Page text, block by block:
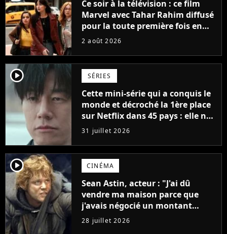
Ce soir à la télévision : ce film
Marvel avec Tahar Rahim diffusé
pour la toute première fois en
France
2 août 2026
player2 SÉRIES
Cette mini-série qui a conquis le
monde et décroché la 1ère place
sur Netflix dans 45 pays : elle ne
compte que 10 épisodes et c'est
un phénomène mondial
31 juillet 2026
player2 CINÉMA
Sean Astin, acteur : "J'ai dû
vendre ma maison parce que
j'avais négocié un montant
beaucoup trop bas pour Le
Seigneur des anneaux"
28 juillet 2026